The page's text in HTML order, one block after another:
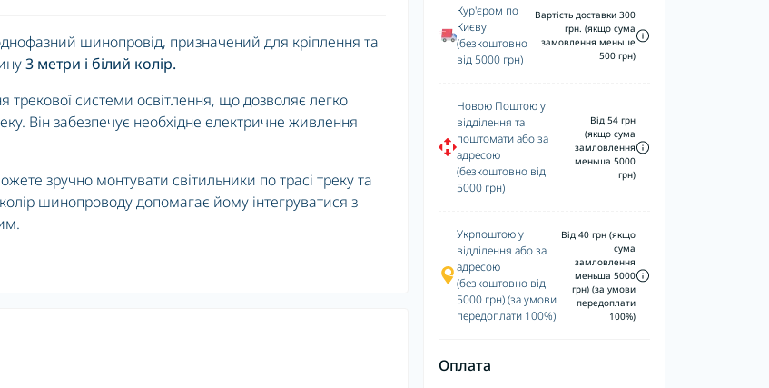
Кур'єром по
Києву
(безкоштовно
від 5000 грн)
Вартість доставки 300
грн. (якщо сума
замовлення меньше
500 грн)
Новою Поштою у
відділення та
поштомати або за
адресою
(безкоштовно від
5000 грн)
Від 54 грн
(якщо сума
замловлення
меньша 5000
грн)
Укрпоштою у
відділення або за
адресою
(безкоштовно від
5000 грн) (за умови
передоплати 100%)
Від 40 грн (якщо
сума
замловлення
меньша 5000
грн) (за умови
передоплати
100%)
Оплата
шинопровід, призначений для кріплення та
3 метри і білий колір.
системи освітлення, що дозволяє легко
Він забезпечує необхідне електричне живлення
зручно монтувати світильники по трасі треку та
шинопроводу допомагає йому інтегруватися з